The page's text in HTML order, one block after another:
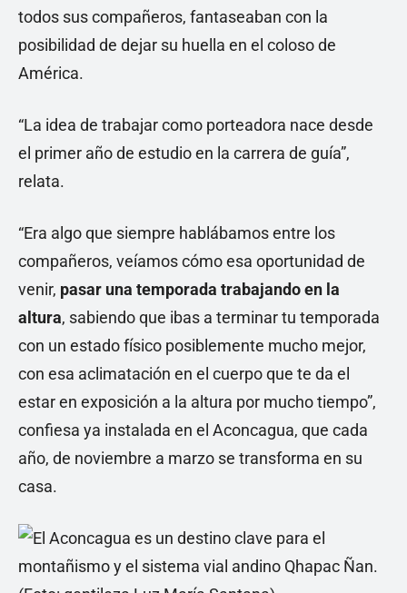
todos sus compañeros, fantaseaban con la
posibilidad de dejar su huella en el coloso de
América.
“La idea de trabajar como porteadora nace desde
el primer año de estudio en la carrera de guía”,
relata.
“Era algo que siempre hablábamos entre los
compañeros, veíamos cómo esa oportunidad de
venir, pasar una temporada trabajando en la
altura, sabiendo que ibas a terminar tu temporada
con un estado físico posiblemente mucho mejor,
con esa aclimatación en el cuerpo que te da el
estar en exposición a la altura por mucho tiempo”,
confiesa ya instalada en el Aconcagua, que cada
año, de noviembre a marzo se transforma en su
casa.